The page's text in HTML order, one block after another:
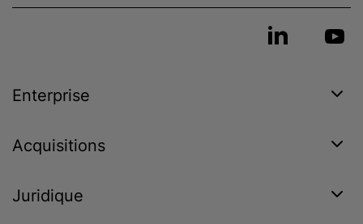
Enterprise
Acquisitions
Juridique